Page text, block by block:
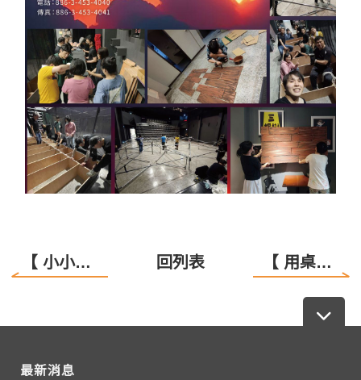
【 小小志工也能成好幫手! 】 回列表 【 用桌遊說生命故事! 】
最新消息